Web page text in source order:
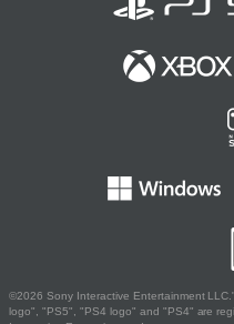
©2026 Sony Interactive Entertainment
logo", "PS5", "PS4 logo" and "PS4" are